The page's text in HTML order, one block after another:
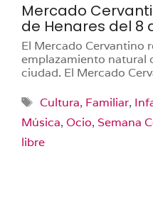
Mercado
de Henares del 8
El Mercado Cervantino
emplazamiento natural
ciudad. El Mercado
Etiquetas
Cultura, Familiar,
Música, Ocio, Semana
libre